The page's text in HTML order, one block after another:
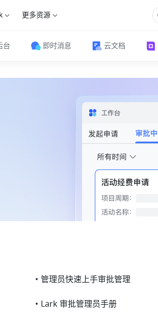
更多资源
台 即时消息 云文档
• 管理员快速上手审批管理
• Lark 审批管理员手册